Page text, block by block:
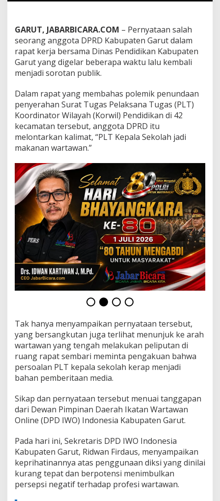
a
a
w
a
n
"
d
l
m
R
a
p
a
D
R
D
G
a
r
u
i
K
t
k
,
I
W
O
I
n
d
n
e
s
S
o
r
o
t
i
GARUT, JABARBICARA.COM – Pernyataan salah
seorang anggota DPRD Kabupaten Garut dalam
rapat kerja bersama Dinas Pendidikan Kabupaten
Garut yang digelar beberapa waktu lalu kembali
menjadi sorotan publik.
Dalam rapat yang membahas polemik penundaan
penyerahan Surat Tugas Pelaksana Tugas (PLT)
Koordinator Wilayah (Korwil) Pendidikan di 42
kecamatan tersebut, anggota DPRD itu
melontarkan kalimat, “PLT Kepala Sekolah jadi
makanan wartawan.”
Tak hanya menyampaikan pernyataan tersebut,
yang bersangkutan juga terlihat menunjuk ke arah
wartawan yang tengah melakukan peliputan di
ruang rapat sembari meminta pengakuan bahwa
persoalan PLT kepala sekolah kerap menjadi
bahan pemberitaan media.
Sikap dan pernyataan tersebut menuai tanggapan
dari Dewan Pimpinan Daerah Ikatan Wartawan
Online (DPD IWO) Indonesia Kabupaten Garut.
Pada hari ini, Sekretaris DPD IWO Indonesia
Kabupaten Garut, Ridwan Firdaus, menyampaikan
keprihatinannya atas penggunaan diksi yang dinilai
kurang tepat dan berpotensi menimbulkan
persepsi negatif terhadap profesi wartawan.